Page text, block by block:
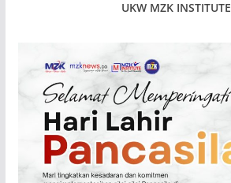
UKW MZK INSTITUTE